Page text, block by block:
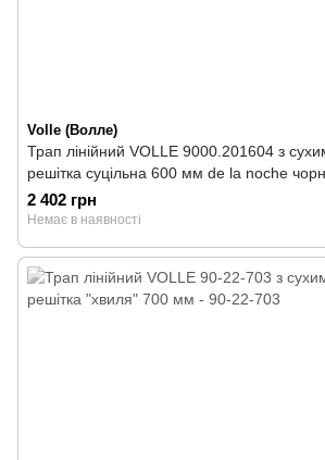
Volle (Волле)
Трап лінійний VOLLE 9000.201604 з
решітка суцільна 600 мм de la noche
2 402 грн
Немає в наявності